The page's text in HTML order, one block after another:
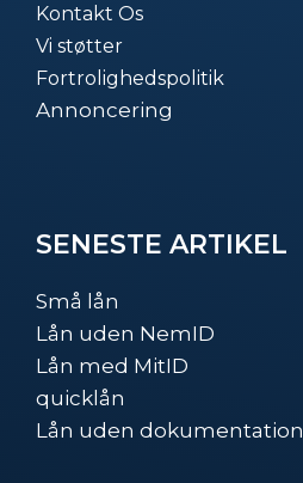
Kontakt Os
Vi støtter
Fortrolighedspolitik
Annoncering
SENESTE ARTIKEL
Små lån
Lån uden NemID
Lån med MitID
quicklån
Lån uden dokumentation